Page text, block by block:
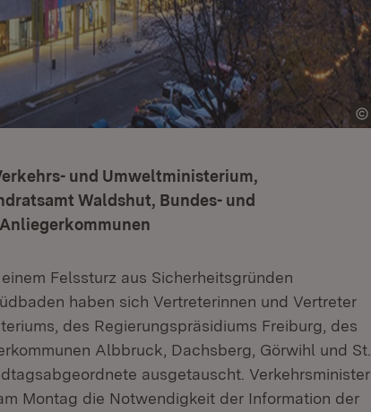
und Umweltministerium,
Waldshut, Bundes- und
Felssturz aus Sicherheitsgründen
haben sich Vertreterinnen und Vertreter
des Regierungspräsidiums Freiburg, des
Albbruck, Dachsberg, Görwihl und St.
ausgetauscht. Verkehrsminister
Montag die Notwendigkeit der Information der